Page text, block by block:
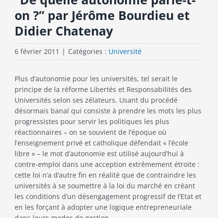
on ?” par Jérôme Bourdieu et
Didier Chatenay
6 février 2011 | Catégories : Université
Plus d’autonomie pour les universités, tel serait le
principe de la réforme Libertés et Responsabilités des
Universités selon ses zélateurs. Usant du procédé
désormais banal qui consiste à prendre les mots les plus
progressistes pour servir les politiques les plus
réactionnaires – on se souvient de l’époque où
l’enseignement privé et catholique défendait « l’école
libre » – le mot d’autonomie est utilisé aujourd’hui à
contre-emploi dans une acception extrêmement étroite :
cette loi n’a d’autre fin en réalité que de contraindre les
universités à se soumettre à la loi du marché en créant
les conditions d’un désengagement progressif de l’Etat et
en les forçant à adopter une logique entrepreneuriale